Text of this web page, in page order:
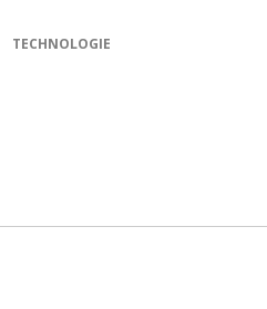
TECHNOLOGIE